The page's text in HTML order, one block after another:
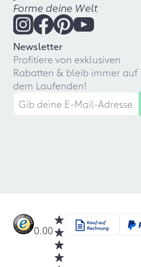
Forme deine Welt
Newsletter
Profitiere von exklusiven
Rabatten & bleib immer auf
dem Laufenden!
0.00